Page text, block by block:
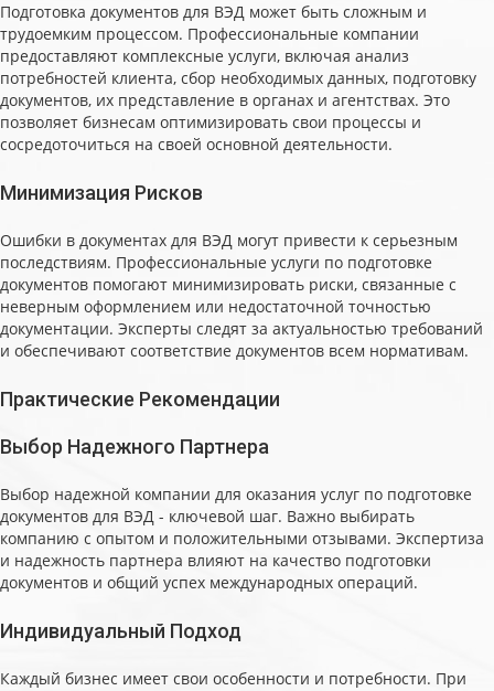
Подготовка документов для ВЭД может быть сложным и
трудоемким процессом. Профессиональные компании
предоставляют комплексные услуги, включая анализ
потребностей клиента, сбор необходимых данных, подготовку
документов, их представление в органах и агентствах. Это
позволяет бизнесам оптимизировать свои процессы и
сосредоточиться на своей основной деятельности.
Минимизация Рисков
Ошибки в документах для ВЭД могут привести к серьезным
последствиям. Профессиональные услуги по подготовке
документов помогают минимизировать риски, связанные с
неверным оформлением или недостаточной точностью
документации. Эксперты следят за актуальностью требований
и обеспечивают соответствие документов всем нормативам.
Практические Рекомендации
Выбор Надежного Партнера
Выбор надежной компании для оказания услуг по подготовке
документов для ВЭД - ключевой шаг. Важно выбирать
компанию с опытом и положительными отзывами. Экспертиза
и надежность партнера влияют на качество подготовки
документов и общий успех международных операций.
Индивидуальный Подход
Каждый бизнес имеет свои особенности и потребности. При